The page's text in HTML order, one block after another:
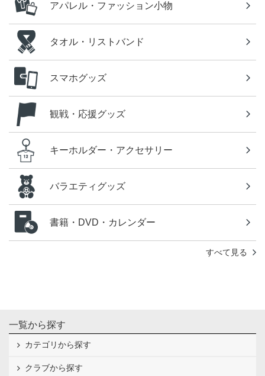
アパレル・ファッション小物
タオル・リストバンド
スマホグッズ
観戦・応援グッズ
キーホルダー・アクセサリー
バラエティグッズ
書籍・DVD・カレンダー
すべて見る
一覧から探す
カテゴリから探す
クラブから探す